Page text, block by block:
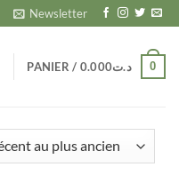
Newsletter
PANIER / د.ت0.000 0